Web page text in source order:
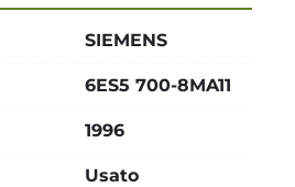
SIEMENS
6ES5 700-8MA11
1996
Usato